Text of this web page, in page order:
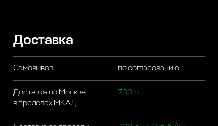
Доставка
Самовывоз по согласованию
Доставка по Москве
в пределах МКАД
700 р